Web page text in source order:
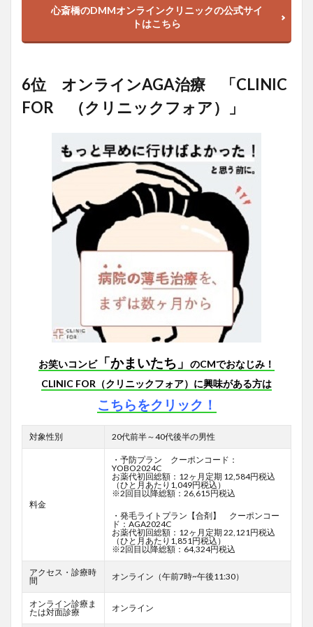
心斎橋のDMMオンラインクリニックの公式サイ
トはこちら
6位 オンラインAGA治療 「CLINIC
FOR （クリニックフォア）」
お笑いコンビ「かまいたち」 のCMでおなじみ！
CLINIC FOR（クリニックフォア）に興味がある方は
こちらをクリック！
対象性別 20代前半～40代後半の男性
料金
・予防プラン クーポンコード：
YOBO2024C
お薬代初回総額：12ヶ月定期 12,584円税込
（ひと月あたり1,049円税込）
※2回目以降総額：26,615円税込
・発毛ライトプラン【合剤】 クーポンコー
ド：AGA2024C
お薬代初回総額：12ヶ月定期 22,121円税込
（ひと月あたり1,851円税込）
※2回目以降総額：64,324円税込
アクセス・診療時
間
オンライン（午前7時~午後11:30）
オンライン診療ま
たは対面診療
オンライン